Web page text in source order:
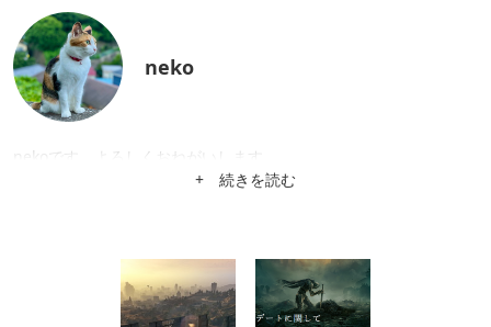
neko
nekoです。よろしくおねがいします。
+ 続きを読む